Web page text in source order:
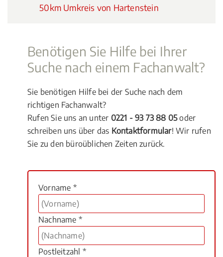
50km Umkreis von Hartenstein
Benötigen Sie Hilfe bei Ihrer
Suche nach einem Fachanwalt?
Sie benötigen Hilfe bei der Suche nach dem
richtigen Fachanwalt?
Rufen Sie uns an unter 0221 - 93 73 88 05oder
schreiben uns über das Kontaktformular! Wir rufen
Sie zu den büroüblichen Zeiten zurück.
Vorname *
Nachname *
Postleitzahl *